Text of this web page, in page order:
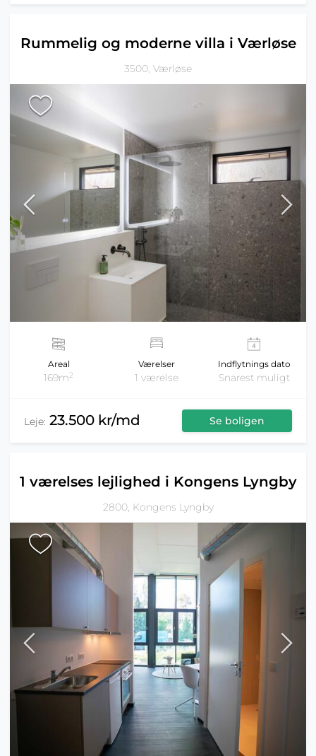
Rummelig og moderne villa i Værløse
3500, Værløse
Areal
169m2
Værelser
1 værelse
Indflytnings dato
Snarest muligt
Leje: 23.500 kr/md Se boligen
1 værelses lejlighed i Kongens Lyngby
2800, Kongens Lyngby